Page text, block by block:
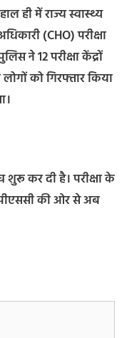
ही में राज्य स्वास्थ्य
(CHO) परीक्षा
ने 12 परीक्षा केंद्रों
को गिरफ्तार किया
कर दी है। परीक्षा के
की ओर से अब